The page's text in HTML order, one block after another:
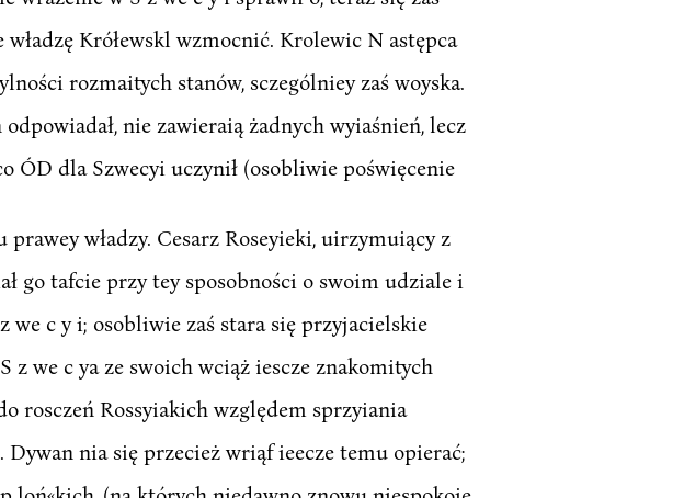
Krółewskl wzmocnić. Krolewic N astępca
rozmaitych stanów, sczególniey zaś woyska.
nie zawieraią żadnych wyiaśnień, lecz
ÓD dla Szwecyi uczynił (osobliwie poświęcenie
władzy. Cesarz Roseyieki, uirzymuiący z
go tafcie przy tey sposobności o swoim udziale i
we c y i; osobliwie zaś stara się przyjacielskie
z we c ya ze swoich wciąż iescze znakomitych
rosczeń Rossyiakich względem sprzyiania
nia się przecież wriąf ieecze temu opierać;